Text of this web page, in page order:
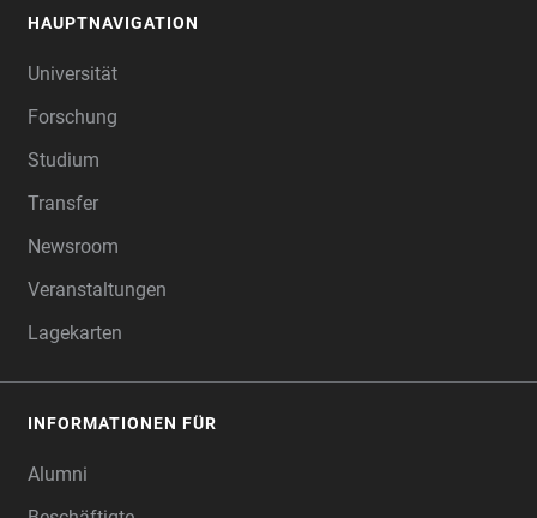
HAUPTNAVIGATION
Universität
Forschung
Studium
Transfer
Newsroom
Veranstaltungen
Lagekarten
INFORMATIONEN FÜR
Alumni